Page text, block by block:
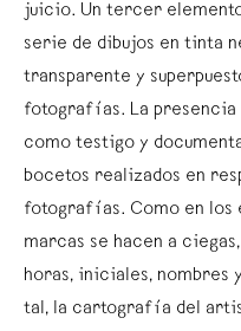
juicio. Un tercer
serie de dibujos en tinta
transparente y
fotografías. La
como testigo y
bocetos realizados en
fotografías. Como en los
marcas se hacen a
horas, iniciales, nombres
tal, la cartografía del